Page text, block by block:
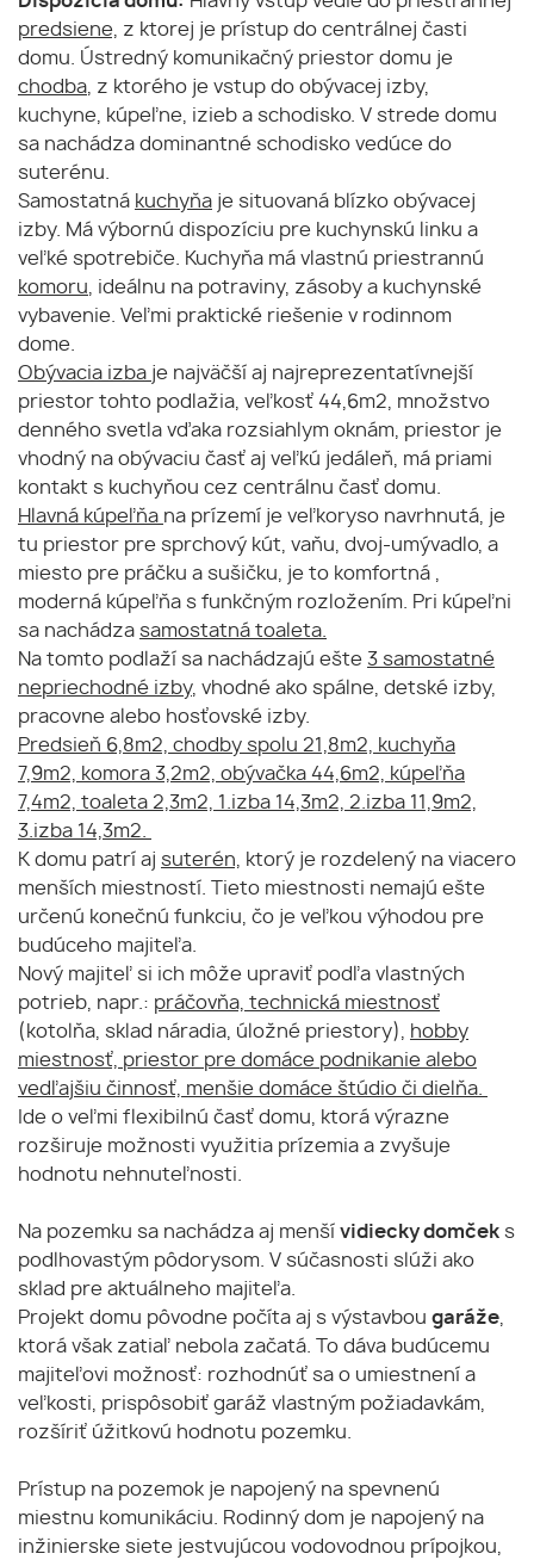
predsiene, z ktorej je prístup do centrálnej časti
domu. Ústredný komunikačný priestor domu je
chodba , z ktorého je vstup do obývacej izby,
kuchyne, kúpeľne, izieb a schodisko. V strede domu
sa nachádza dominantné schodisko vedúce do
suterénu.
Samostatná kuchyňa je situovaná blízko obývacej
izby. Má výbornú dispozíciu pre kuchynskú linku a
veľké spotrebiče. Kuchyňa má vlastnú priestrannú
komoru , ideálnu na potraviny, zásoby a kuchynské
vybavenie. Veľmi praktické riešenie v rodinnom
dome.
Obývacia izba je najväčší aj najreprezentatívnejší
priestor tohto podlažia, veľkosť 44,6m2, množstvo
denného svetla vďaka rozsiahlym oknám, priestor je
vhodný na obývaciu časť aj veľkú jedáleň, má priami
kontakt s kuchyňou cez centrálnu časť domu.
Hlavná kúpeľňa na prízemí je veľkoryso navrhnutá, je
tu priestor pre sprchový kút, vaňu, dvoj-umývadlo, a
miesto pre práčku a sušičku, je to komfortná ,
moderná kúpeľňa s funkčným rozložením. Pri kúpeľni
sa nachádza samostatná toaleta.
Na tomto podlaží sa nachádzajú ešte 3 samostatné
nepriechodné izby, vhodné ako spálne, detské izby,
pracovne alebo hosťovské izby.
Predsieň 6,8m2, chodby spolu 21,8m2, kuchyňa
7,9m2, komora 3,2m2, obývačka 44,6m2, kúpeľňa
7,4m2, toaleta 2,3m2, 1.izba 14,3m2, 2.izba 11,9m2,
3.izba 14,3m2.
K domu patrí aj suterén,
ktorý je rozdelený na viacero
menších miestností. Tieto miestnosti nemajú ešte
určenú konečnú funkciu, čo je veľkou výhodou pre
budúceho majiteľa.
Nový majiteľ si ich môže upraviť podľa vlastných
potrieb, napr.: práčovňa, technická miestnosť
(kotolňa, sklad náradia, úložné priestory),
hobby
miestnosť, priestor pre domáce podnikanie alebo
vedľajšiu činnosť, menšie domáce štúdio či dielňa.
Ide o veľmi flexibilnú časť domu, ktorá výrazne
rozširuje možnosti využitia prízemia a zvyšuje
hodnotu nehnuteľnosti.
Na pozemku sa nachádza aj menší vidiecky domček s
podlhovastým pôdorysom. V súčasnosti slúži ako
sklad pre aktuálneho majiteľa.
Projekt domu pôvodne počíta aj s výstavbou garáže
ktorá však zatiaľ nebola začatá. To dáva budúcemu
majiteľovi možnosť: rozhodnúť sa o umiestnení a
veľkosti, prispôsobiť garáž vlastným požiadavkám,
rozšíriť úžitkovú hodnotu pozemku.
Prístup na pozemok je napojený na spevnenú
miestnu komunikáciu. Rodinný dom je napojený na
inžinierske siete jestvujúcou vodovodnou prípojkou,